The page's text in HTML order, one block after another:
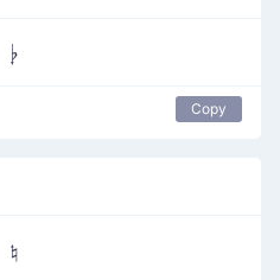
𝄭
Copy
𝄮